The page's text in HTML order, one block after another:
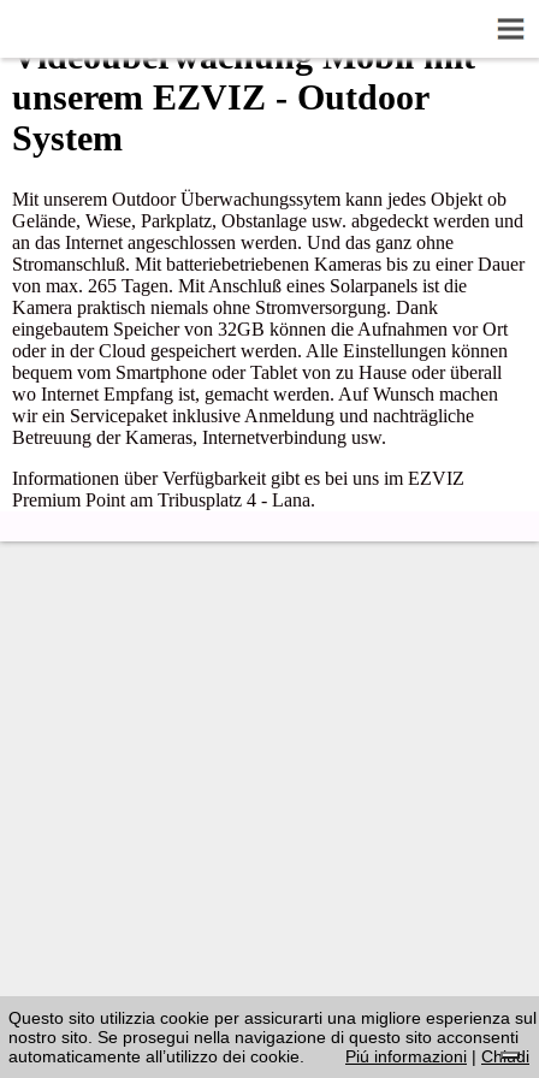
Videoüberwachung Mobil mit
unserem EZVIZ - Outdoor
System
Mit unserem Outdoor Überwachungssytem kann jedes Objekt ob
Gelände, Wiese, Parkplatz, Obstanlage usw. abgedeckt werden und
an das Internet angeschlossen werden. Und das ganz ohne
Stromanschluß. Mit batteriebetriebenen Kameras bis zu einer Dauer
von max. 265 Tagen. Mit Anschluß eines Solarpanels ist die
Kamera praktisch niemals ohne Stromversorgung. Dank
eingebautem Speicher von 32GB können die Aufnahmen vor Ort
oder in der Cloud gespeichert werden. Alle Einstellungen können
bequem vom Smartphone oder Tablet von zu Hause oder überall
wo Internet Empfang ist, gemacht werden. Auf Wunsch machen
wir ein Servicepaket inklusive Anmeldung und nachträgliche
Betreuung der Kameras, Internetverbindung usw.
Informationen über Verfügbarkeit gibt es bei uns im EZVIZ
Premium Point am Tribusplatz 4 - Lana.
Questo sito utilizzia cookie per assicurarti una migliore esperienza sul
nostro sito. Se prosegui nella navigazione di questo sito acconsenti
automaticamente all’utilizzo dei cookie.
Piú informazioni | Chiudi